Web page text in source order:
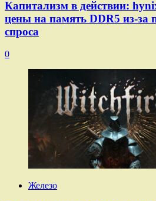
Капитализм в действии:
цены на память DDR5 из-за
спроса
0
Железо